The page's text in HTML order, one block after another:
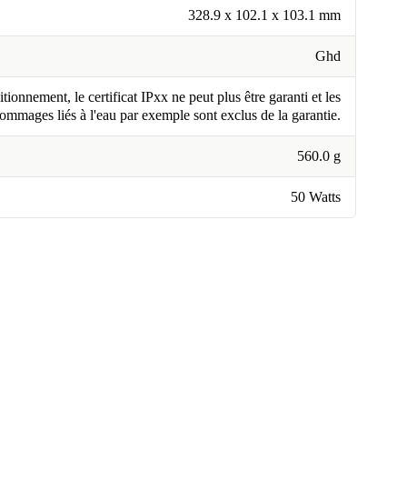
328.9 x 102.1 x 103.1 mm
Ghd
le certificat IPxx ne peut plus être garanti et les
liés à l'eau par exemple sont exclus de la garantie.
560.0 g
50 Watts